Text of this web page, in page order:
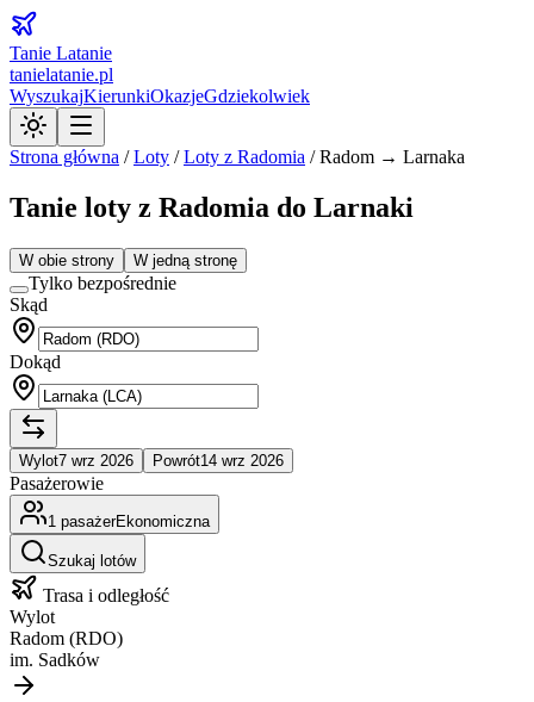
Tanie Latanie
tanielatanie.pl
WyszukajKierunkiOkazjeGdziekolwiek
Strona główna /Loty /Loty z Radomia /Radom → Larnaka
Tanie loty z Radomia do Larnaki
W obie strony W jedną stronę
Tylko bezpośrednie
Skąd
Dokąd
Wylot7 wrz 2026 Powrót14 wrz 2026
Pasażerowie
1 pasażerEkonomiczna
Szukaj lotów
Trasa i odległość
Wylot
Radom (RDO)
im. Sadków